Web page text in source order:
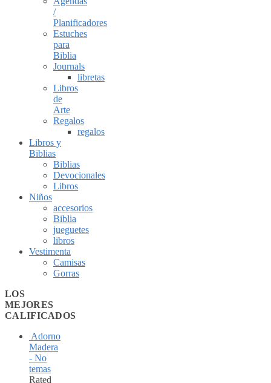
/
Planificadores
Estuches
para
Biblia
Journals
libretas
Libros
de
Arte
Regalos
regalos
Libros y
Biblias
Biblias
Devocionales
Libros
Niños
accesorios
Biblia
jueguetes
libros
Vestimenta
Camisas
Gorras
LOS
MEJORES
CALIFICADOS
Adorno
Madera
- No
temas
Rated